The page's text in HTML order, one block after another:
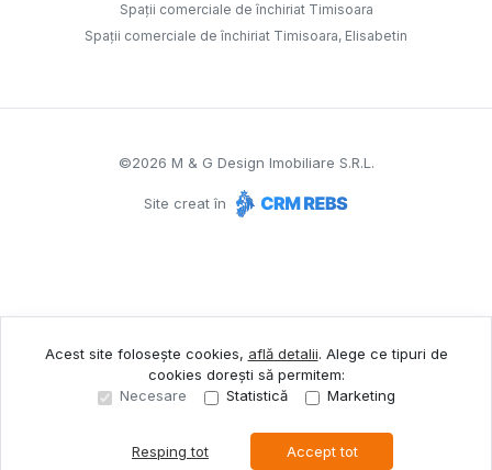
Sună acum Solicită vizionare
Spații comerciale de închiriat Timisoara
Spații comerciale de închiriat Timisoara, Elisabetin
©2026 M & G Design Imobiliare S.R.L.
Site creat în
Acest site folosește cookies, află detalii. Alege ce tipuri de
cookies dorești să permitem:
Necesare
Statistică Marketing
Resping tot Accept tot